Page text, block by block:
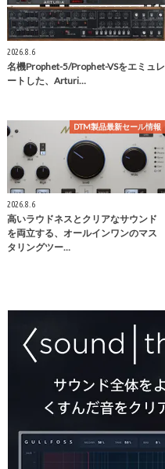
2026.8.6
名機Prophet-5/Prophet-VSをエミュレ
ートした、Arturi…
DTM製品最新セール情報
2026.8.6
高いラウドネスとクリアなサウンド
を両立する、オールインワンのマス
タリングツー…